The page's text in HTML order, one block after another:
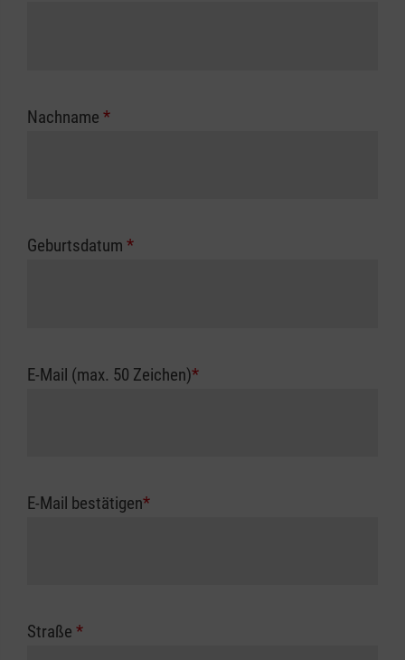
Nachname *
Geburtsdatum *
E-Mail (max. 50 Zeichen)*
E-Mail bestätigen*
Straße *